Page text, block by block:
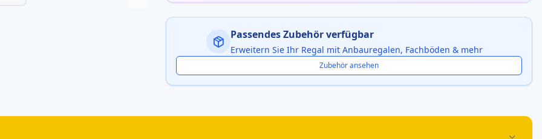
Passendes Zubehör verfügbar
Erweitern Sie Ihr Regal mit Anbauregalen, Fachböden & mehr
Zubehör ansehen